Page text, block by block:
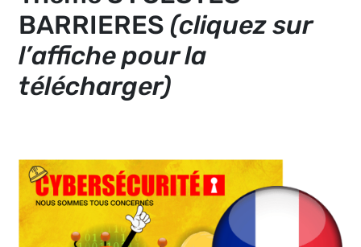
BARRIERES(cliquez sur
l’affiche pour la
télécharger)